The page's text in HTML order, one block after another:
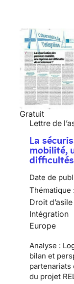
Gratuit
Lettre de
La
mobilité,
Date de
Thématique :
Droit d’asile
Intégration
Europe
Analyse :
bilan et
partenariats
du projet